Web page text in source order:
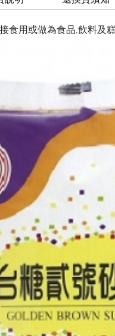
食用或做為食品,飲料及